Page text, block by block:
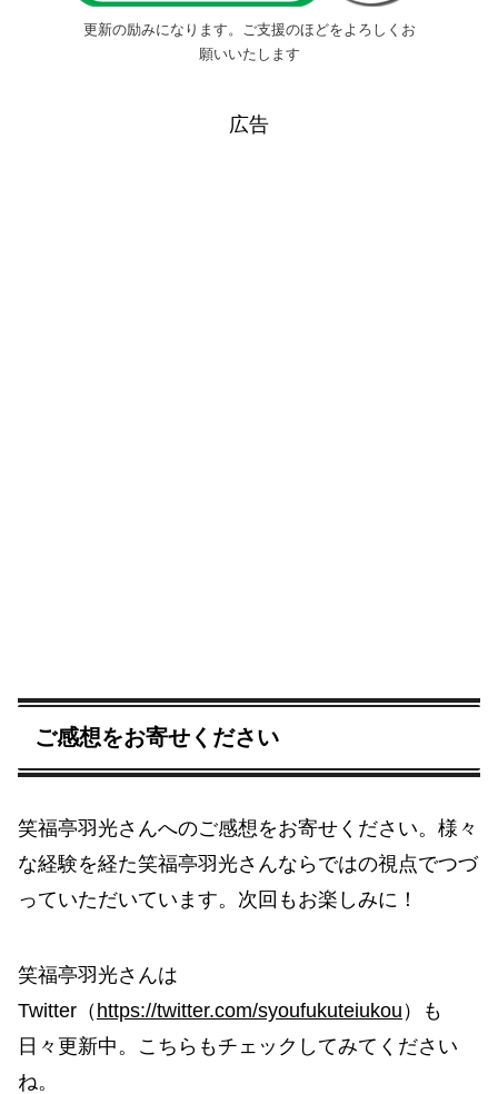
更新の励みになります。ご支援のほどをよろしくお
願いいたします
広告
ご感想をお寄せください
笑福亭羽光さんへのご感想をお寄せください。様々
な経験を経た笑福亭羽光さんならではの視点でつづ
っていただいています。次回もお楽しみに！
笑福亭羽光さんは
Twitter（ https://twitter.com/syoufukuteiukou ）も
日々更新中。こちらもチェックしてみてください
ね。